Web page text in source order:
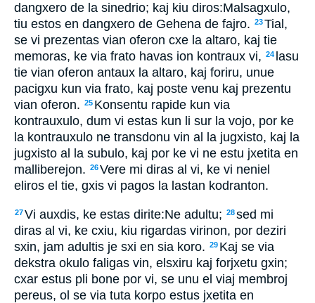
dangxero de la sinedrio; kaj kiu diros:Malsagxulo,
tiu estos en dangxero de Gehena de fajro. 23Tial,
se vi prezentas vian oferon cxe la altaro, kaj tie
memoras, ke via frato havas ion kontraux vi, 24 lasu
tie vian oferon antaux la altaro, kaj foriru, unue
pacigxu kun via frato, kaj poste venu kaj prezentu
vian oferon. 25 Konsentu rapide kun via
kontrauxulo, dum vi estas kun li sur la vojo, por ke
la kontrauxulo ne transdonu vin al la jugxisto, kaj la
jugxisto al la subulo, kaj por ke vi ne estu jxetita en
malliberejon. 26Vere mi diras al vi, ke vi neniel
eliros el tie, gxis vi pagos la lastan kodranton.
27Vi auxdis, ke estas dirite:Ne adultu; 28sed mi
diras al vi, ke cxiu, kiu rigardas virinon, por deziri
sxin, jam adultis je sxi en sia koro. 29 Kaj se via
dekstra okulo faligas vin, elsxiru kaj forjxetu gxin;
cxar estus pli bone por vi, se unu el viaj membroj
pereus, ol se via tuta korpo estus jxetita en